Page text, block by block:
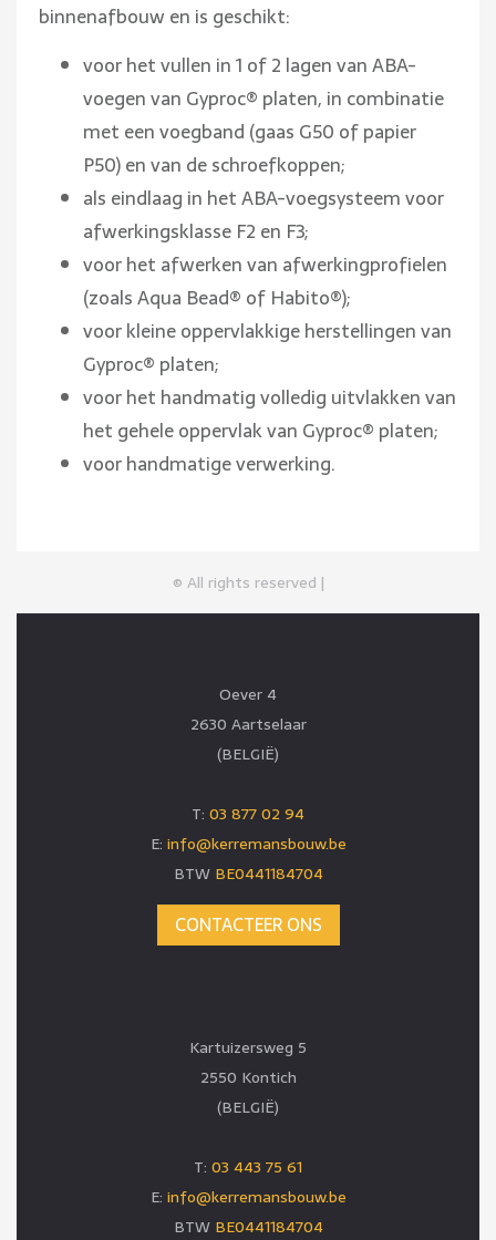
binnenafbouw en is geschikt:
voor het vullen in 1 of 2 lagen van ABA-
voegen van Gyproc® platen, in combinatie
met een voegband (gaas G50 of papier
P50) en van de schroefkoppen;
als eindlaag in het ABA-voegsysteem voor
afwerkingsklasse F2 en F3;
voor het afwerken van afwerkingprofielen
(zoals Aqua Bead® of Habito®);
voor kleine oppervlakkige herstellingen van
Gyproc® platen;
voor het handmatig volledig uitvlakken van
het gehele oppervlak van Gyproc® platen;
voor handmatige verwerking.
© All rights reserved |
Oever 4
2630 Aartselaar
(BELGIË)
T: 03 877 02 94
E: info@kerremansbouw.be
BTW BE0441184704
CONTACTEER ONS
Kartuizersweg 5
2550 Kontich
(BELGIË)
T: 03 443 75 61
E: info@kerremansbouw.be
BTW BE0441184704